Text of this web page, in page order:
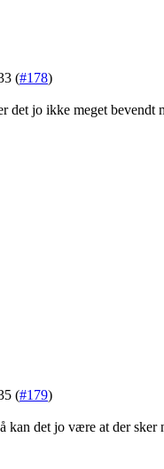
(#178)
det jo ikke meget bevendt
(#179)
det jo være at der sker